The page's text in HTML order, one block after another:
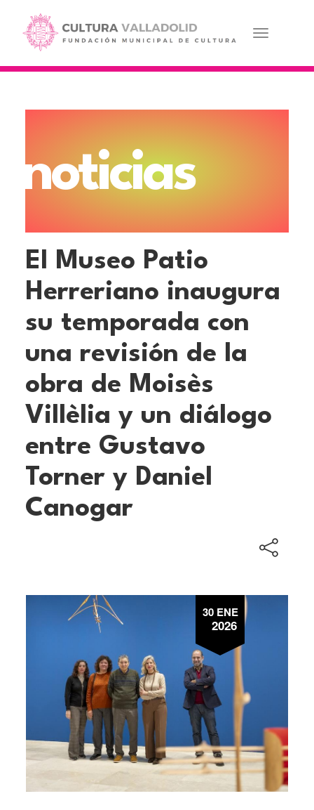
contenido
principal
Toggle
noticias
El Museo Patio
Herreriano inaugura
su temporada con
una revisión de la
obra de Moisès
Villèlia y un diálogo
entre Gustavo
Torner y Daniel
Canogar
30 ENE
2026